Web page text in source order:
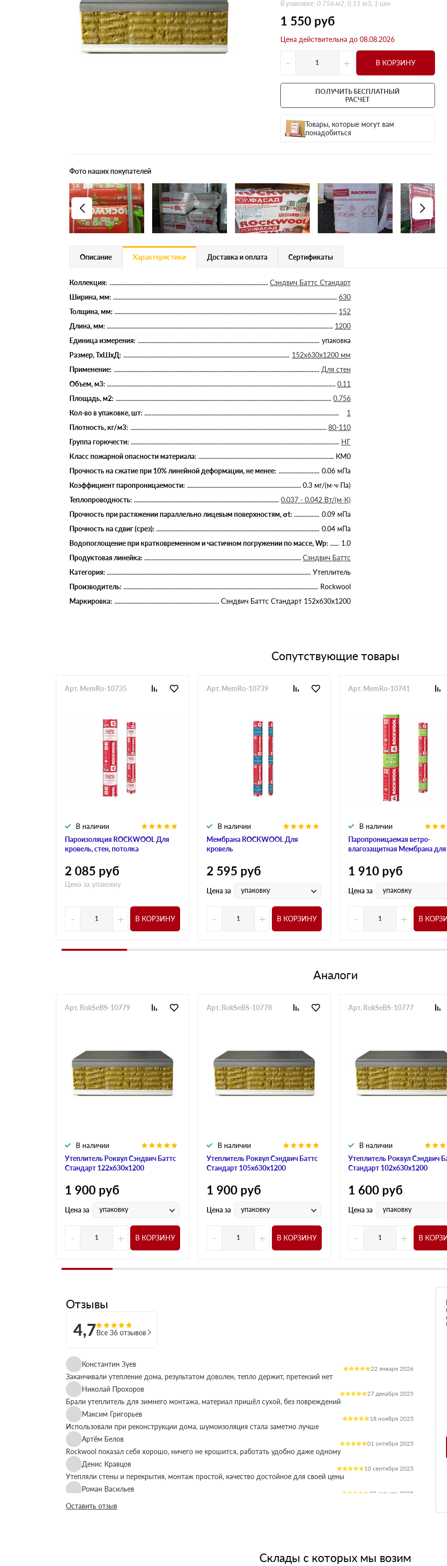
Плитные материалы
Lamella Mat L
Industrial Batts 80
CONLIT SL 150
50 мм
100 мм
Толщина
50 мм
100 мм
В упаковке: 0.756 м2, 0.11 м3, 1 шт
1 550 руб
Цена действительна до 08.08.2026
- + В КОРЗИНУ
ПОЛУЧИТЬ БЕСПЛАТНЫЙ
РАСЧЕТ
Товары, которые могут вам
понадобиться
Фото наших покупателей
Описание Характеристики Доставка и оплата Сертификаты
Коллекция:
Сэндвич Баттс Стандарт
Ширина, мм:
630
Толщина, мм:
152
Длина, мм:
1200
Единица измерения:
упаковка
Размер, ТхШхД:
152х630х1200 мм
Применение:
Для стен
Объем, м3:
0.11
Площадь, м2:
0.756
Кол-во в упаковке, шт:
1
Плотность, кг/м3:
80-110
Группа горючести:
НГ
Класс пожарной опасности материала:
КМ0
Прочность на сжатие при 10% линейной деформации, не менее:
0.06 мПа
Коэффициент паропроницаемости:
0.3 мг/(м·ч·Па)
Теплопроводность:
0.037 - 0.042 Вт/(м·К)
Прочность при растяжении параллельно лицевым поверхностям, σt:
0.09 мПа
Прочность на сдвиг (срез):
0.04 мПа
Водопоглощение при кратковременном и частичном погружении по массе, Wp:
1.0
Продуктовая линейка:
Сэндвич Баттс
Категория:
Утеплитель
Производитель:
Rockwool
Маркировка:
Сэндвич Баттс Стандарт 152х630х1200
Сопутствующие товары
Пароизоляция ROCKWOOL Для
кровель, стен, потолка
В наличии
Арт. MemRo-10735
2 085 руб
Цена за упаковку
- + В КОРЗИНУ
Мембрана ROCKWOOL Для
кровель
В наличии
Арт. MemRo-10739
2 595 руб
Цена за упаковку
- + В КОРЗИНУ
Паропроницаемая ветро-
влагозащитная Мембрана для
В наличии
Арт. MemRo-10741
1 910 руб
Цена за упаковку
- + В
Аналоги
Утеплитель Роквул Сэндвич Баттс
Стандарт 122х630х1200
В наличии
Арт. RokSeBS-10779
1 900 руб
Цена за упаковку
- + В КОРЗИНУ
Утеплитель Роквул Сэндвич Баттс
Стандарт 105х630х1200
В наличии
Арт. RokSeBS-10778
1 900 руб
Цена за упаковку
- + В КОРЗИНУ
Утеплитель Роквул Сэндвич
Стандарт 102х630х1200
В наличии
Арт. RokSeBS-10777
1 600 руб
Цена за упаковку
- + В
Отзывы
4,7Все 36 отзывов
Константин Зуев
22 января 2026
Заканчивали утепление дома, результатом доволен, тепло держит, претензий нет
Николай Прохоров
27 декабря 2025
Брали утеплитель для зимнего монтажа, материал пришёл сухой, без повреждений
Максим Григорьев
18 ноября 2025
Использовали при реконструкции дома, шумоизоляция стала заметно лучше
Артём Белов
01 октября 2025
Rockwool показал себя хорошо, ничего не крошится, работать удобно даже одному
Денис Кравцов
10 сентября 2025
Утепляли стены и перекрытия, монтаж простой, качество достойное для своей цены
Роман Васильев
22 августа 2025
Материал соответствует описанию, после утепления расходы на отопление стали ниже
Оставить отзыв
Склады с которых мы возим